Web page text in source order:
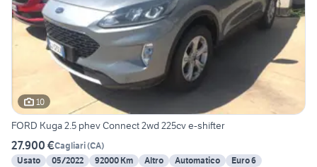
10
FORD Kuga 2.5 phev Connect 2wd 225cv e-shifter
27.900 €Cagliari(CA)
Usato
05/2022 92000 Km Altro Automatico
Euro 6